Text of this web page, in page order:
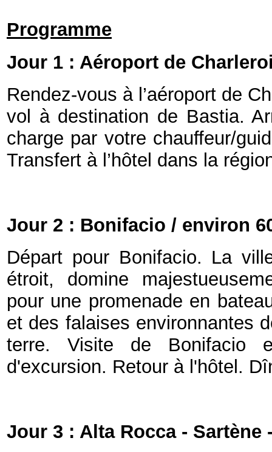
Programme
Jour 1 : Aéroport de
Rendez-vous à l’aéroport de
vol à destination de Bastia.
charge par votre chauffeur/
Transfert à l’hôtel dans la
Jour 2 : Bonifacio / environ
Départ pour Bonifacio. La
étroit, domine
pour une promenade en
et des falaises environnantes
terre. Visite de Bonifacio
d'excursion. Retour à l'hôtel.
Jour 3 : Alta Rocca -